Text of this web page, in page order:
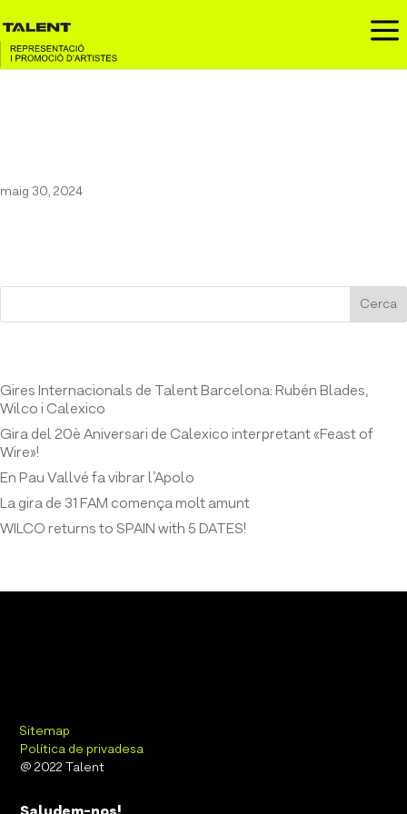
a
maig 30, 2024
Cerca
Gires Internacionals de Talent Barcelona: Rubén Blades,
Wilco i Calexico
Gira del 20è Aniversari de Calexico interpretant «Feast of
Wire»!
En Pau Vallvé fa vibrar l’Apolo
La gira de 31 FAM comença molt amunt
WILCO returns to SPAIN with 5 DATES!
Sitemap
Política de privadesa
@ 2022 Talent